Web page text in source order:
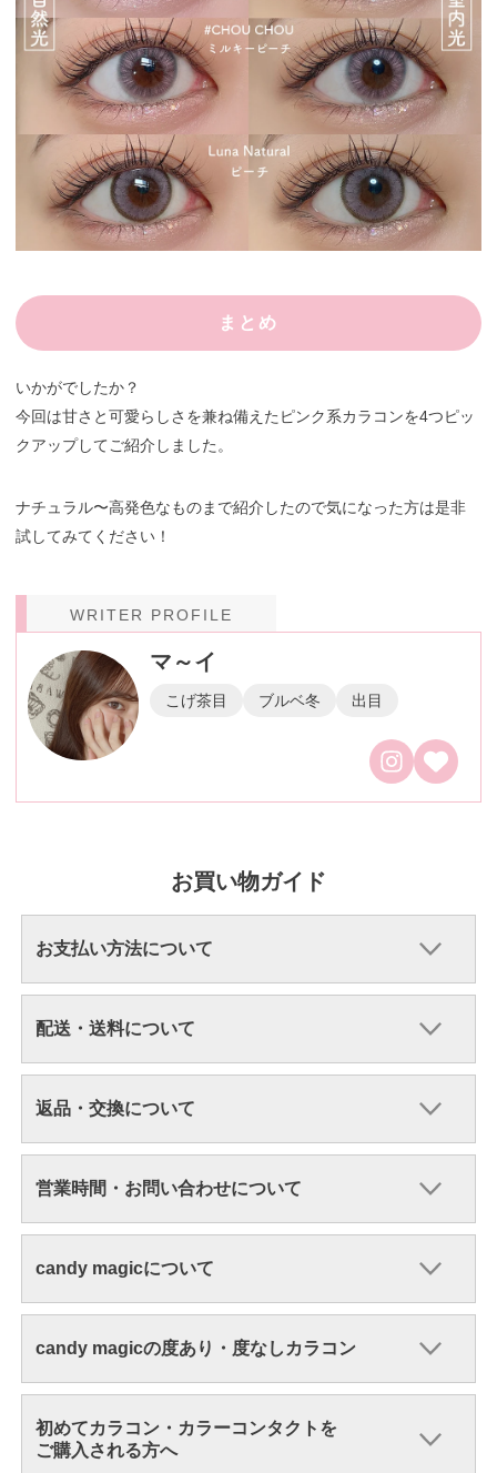
まとめ
いかがでしたか？
今回は甘さと可愛らしさを兼ね備えたピンク系カラコンを4つピッ
クアップしてご紹介しました。
ナチュラル〜高発色なものまで紹介したので気になった方は是非
試してみてください！
WRITER PROFILE
マ～イ
こげ茶目 ブルベ冬 出目
お買い物ガイド
お支払い方法について
配送・送料について
返品・交換について
営業時間・お問い合わせについて
candy magicについて
candy magicの度あり・度なしカラコン
初めてカラコン・カラーコンタクトを
ご購入される方へ